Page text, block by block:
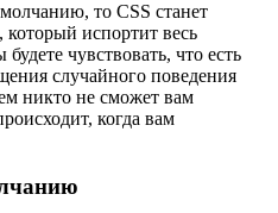
то CSS станет
испортит весь
чувствовать, что есть
случайного поведения
никто не сможет вам
когда вам